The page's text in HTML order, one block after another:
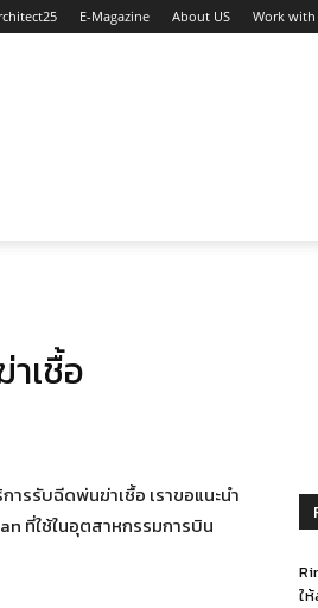
E-Magazine About US Work with
เชื้อ
รรับฉีดพ่นฆ่าเชื้อ เราขอแนะนำ
ที่ใช้ในอุตสาหกรรมการบิน
ใ